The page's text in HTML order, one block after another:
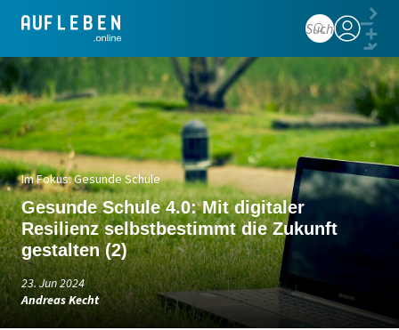
Anmelden
Im Fokus: Gesunde Schule
Gesunde Schule 4.0: Mit digitaler
Resilienz selbstbestimmt die Zukunft
gestalten (2)
23. Jun 2024
Andreas Kecht